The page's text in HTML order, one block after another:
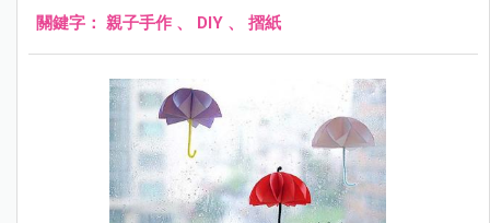
關鍵字： 親子手作 、 DIY 、 摺紙